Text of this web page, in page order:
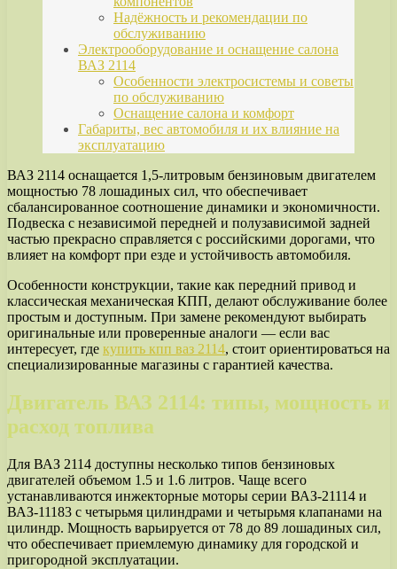
Надёжность и рекомендации по
обслуживанию
Электрооборудование и оснащение салона
ВАЗ 2114
Особенности электросистемы и советы
по обслуживанию
Оснащение салона и комфорт
Габариты, вес автомобиля и их влияние на
эксплуатацию
ВАЗ 2114 оснащается 1,5-литровым бензиновым двигателем
мощностью 78 лошадиных сил, что обеспечивает
сбалансированное соотношение динамики и экономичности.
Подвеска с независимой передней и полузависимой задней
частью прекрасно справляется с российскими дорогами, что
влияет на комфорт при езде и устойчивость автомобиля.
Особенности конструкции, такие как передний привод и
классическая механическая КПП, делают обслуживание более
простым и доступным. При замене рекомендуют выбирать
оригинальные или проверенные аналоги — если вас
интересует, где купить кпп ваз 2114, стоит ориентироваться на
специализированные магазины с гарантией качества.
Двигатель ВАЗ 2114: типы, мощность и
расход топлива
Для ВАЗ 2114 доступны несколько типов бензиновых
двигателей объемом 1.5 и 1.6 литров. Чаще всего
устанавливаются инжекторные моторы серии ВАЗ-21114 и
ВАЗ-11183 с четырьмя цилиндрами и четырьмя клапанами на
цилиндр. Мощность варьируется от 78 до 89 лошадиных сил,
что обеспечивает приемлемую динамику для городской и
пригородной эксплуатации.